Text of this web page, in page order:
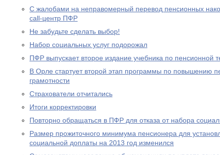
С жалобами на неправомерный перевод пенсионных
call-центр ПФР
Не забудьте сделать выбор!
Набор социальных услуг подорожал
ПФР выпускает второе издание учебника по пенсионной
В Орле стартует второй этап программы по повышению
грамотности
Страхователи отчитались
Итоги корректировки
Повторно обращаться в ПФР для отказа от набора
Размер прожиточного минимума пенсионера для
социальной доплаты на 2013 год изменился